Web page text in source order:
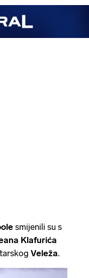
smijenili su s
Klafurića
Veleža.